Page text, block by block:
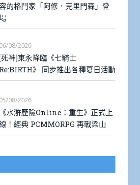
的格鬥家「阿修．克里門森」登
06/08/2026
神]東永降臨《七騎士
Re:BIRTH》 同步推出各種夏日活動
05/08/2026
《水滸歷險Online：重生》正式上
！經典 PCMMORPG 再戰梁山